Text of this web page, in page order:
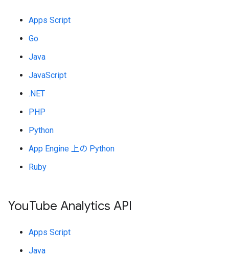
Apps Script
Go
Java
JavaScript
.NET
PHP
Python
App Engine 上の Python
Ruby
YouTube Analytics API
Apps Script
Java